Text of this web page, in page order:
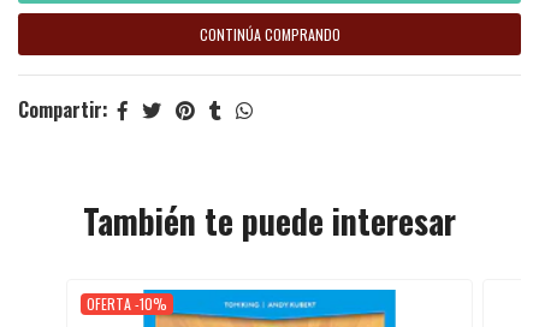
CONTINÚA COMPRANDO
Compartir:
También te puede interesar
OFERTA -10%